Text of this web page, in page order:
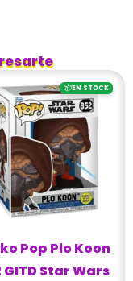
📦EN STOCK
Pop Plo Koon
GITD Star Wars